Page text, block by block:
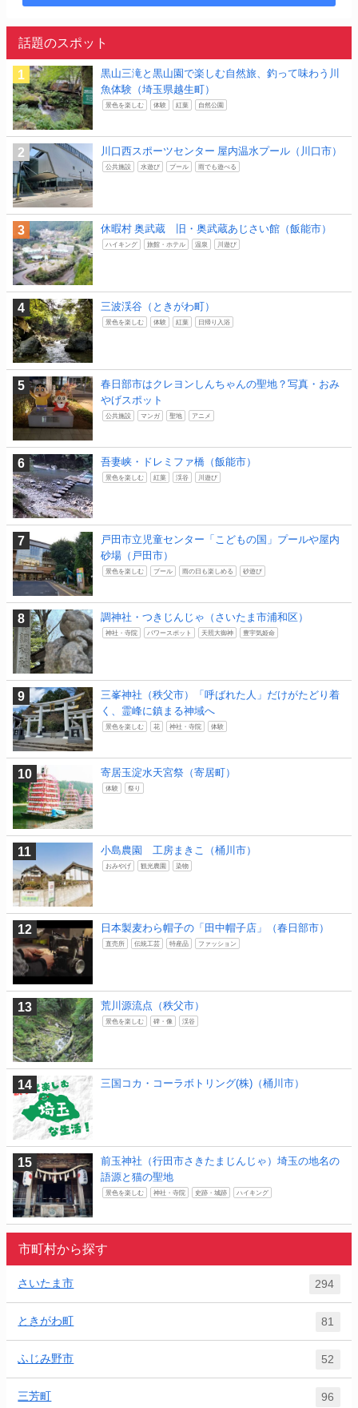
話題のスポット
黒山三滝と黒山園で楽しむ自然旅、釣って味わう川
魚体験（埼玉県越生町）
景色を楽しむ 体験 紅葉 自然公園
川口西スポーツセンター 屋内温水プール（川口市）
公共施設 水遊び プール 雨でも遊べる
休暇村 奥武蔵 旧・奥武蔵あじさい館（飯能市）
ハイキング 旅館・ホテル 温泉 川遊び
三波渓谷（ときがわ町）
景色を楽しむ 体験 紅葉 日帰り入浴
春日部市はクレヨンしんちゃんの聖地？写真・おみ
やげスポット
公共施設 マンガ 聖地 アニメ
吾妻峡・ドレミファ橋（飯能市）
景色を楽しむ 紅葉 渓谷 川遊び
戸田市立児童センター「こどもの国」プールや屋内
砂場（戸田市）
景色を楽しむ プール 雨の日も楽しめる 砂遊び
調神社・つきじんじゃ（さいたま市浦和区）
神社・寺院 パワースポット 天照大御神 豊宇気姫命
三峯神社（秩父市）「呼ばれた人」だけがたどり着
く、霊峰に鎮まる神域へ
景色を楽しむ 花 神社・寺院 体験
寄居玉淀水天宮祭（寄居町）
体験 祭り
小島農園 工房まきこ（桶川市）
おみやげ 観光農園 染物
日本製麦わら帽子の「田中帽子店」（春日部市）
直売所 伝統工芸 特産品 ファッション
荒川源流点（秩父市）
景色を楽しむ 碑・像 渓谷
三国コカ・コーラボトリング(株)（桶川市）
前玉神社（行田市さきたまじんじゃ）埼玉の地名の
語源と猫の聖地
景色を楽しむ 神社・寺院 史跡・城跡 ハイキング
市町村から探す
さいたま市 294
ときがわ町 81
ふじみ野市 52
三芳町 96